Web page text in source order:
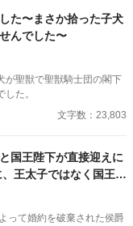
料理がないと、俺は“足
るの
。 やがて明かされる、封
を超えさせる少女”が、自
にあたっては著者自身の
です。
た〜まさか拾った子犬
んでした〜
が聖獣で聖獣騎士団の閣下
た。
文字数：23,803
国王陛下が直接迎えに
王太子ではなく国王陛